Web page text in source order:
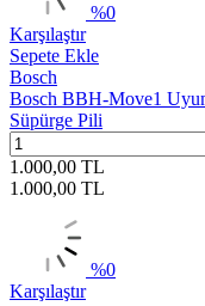
%0
Karşılaştır
Sepete Ekle
Bosch
Bosch BBH-Move1
Süpürge Pili
1.000,00 TL
1.000,00 TL
%0
Karşılaştır